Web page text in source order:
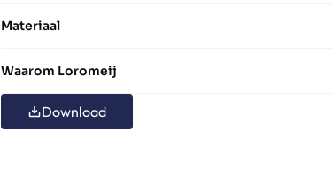
Materiaal
Waarom Loromeij
Download